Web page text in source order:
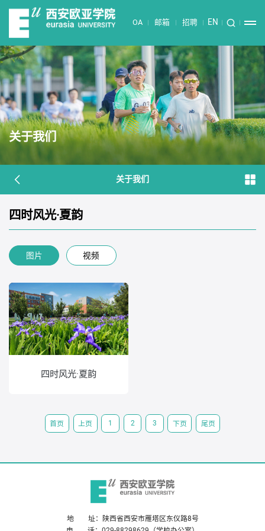
OA 邮箱 招聘 EN
关于我们
关于我们
四时风光·夏韵
图片 视频
四时风光·夏韵
首页 上页 1 2 3 下页 尾页
地 址：陕西省西安市雁塔区东仪路8号